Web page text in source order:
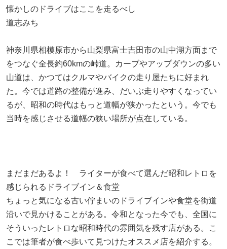
懐かしのドライブはここを走るべし
道志みち
神奈川県相模原市から山梨県富士吉田市の山中湖方面まで
をつなぐ全長約60kmの峠道。カーブやアップダウンの多い
山道は、かつてはクルマやバイクの走り屋たちに好まれ
た。今では道路の整備が進み、だいぶ走りやすくなってい
るが、昭和の時代はもっと道幅が狭かったという。今でも
当時を感じさせる道幅の狭い場所が点在している。
まだまだあるよ！ ライターが食べて選んだ昭和レトロを
感じられるドライブイン＆食堂
ちょっと気になる古い佇まいのドライブインや食堂を街道
沿いで見かけることがある。令和となった今でも、全国に
そういったレトロな昭和時代の雰囲気を残す店がある。こ
こでは筆者が食べ歩いて見つけたオススメ店を紹介する。